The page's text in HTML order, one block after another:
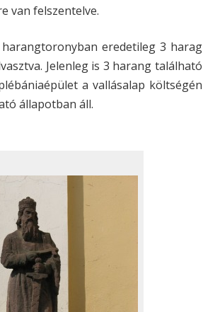
van felszentelve.
eredetileg 3 harag
Jelenleg is 3 harang található
a vallásalap költségén
állapotban áll.